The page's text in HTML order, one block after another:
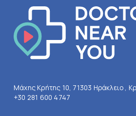
Μάχης Κρήτης 10, 71303 Ηράκλειο ,
+30 281 600 4747